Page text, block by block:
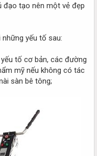
đạo tạo nên một vẻ đẹp
yếu tố sau:
tố cơ bản, các đường
mỹ nếu không có tác
sàn bê tông;